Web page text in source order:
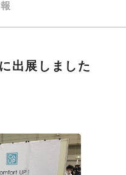
出展しました